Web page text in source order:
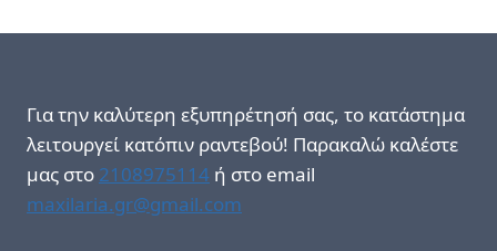
Για την καλύτερη εξυπηρέτησή σας, το κατάστημα
λειτουργεί κατόπιν ραντεβού! Παρακαλώ καλέστε
μας στο 2108975114 ή στο email
maxilaria.gr@gmail.com